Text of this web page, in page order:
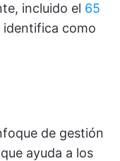
incluido el 65
identifica como
de gestión
ayuda a los